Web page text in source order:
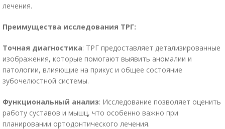
лечения.
Преимущества исследования ТРГ:
Точная диагностика: ТРГ предоставляет детализированные
изображения, которые помогают выявить аномалии и
патологии, влияющие на прикус и общее состояние
зубочелюстной системы.
Функциональный анализ: Исследование позволяет оценить
работу суставов и мышц, что особенно важно при
планировании ортодонтического лечения.